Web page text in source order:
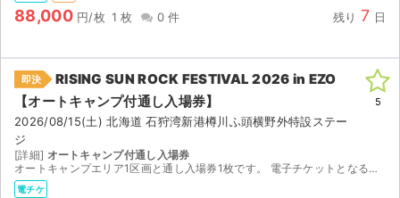
よくある質問
お知らせ
88,000 円/枚 1 枚 0 件 残り 7 日
即決
RISING SUN ROCK FESTIVAL 2026 in EZO
【オートキャンプ付通し⼊場券】
2026/08/15(土) 北海道 石狩湾新港樽川ふ頭横野外特設ステー
ジ
[詳細] オートキャンプ付通し入場券
オートキャンプエリア1区画と通し入場券1枚です。 電子チケットとなるため、必要情報をお渡しするか、前日か当日に待ち合わせて一緒に入場する形となります。
電チケ
5